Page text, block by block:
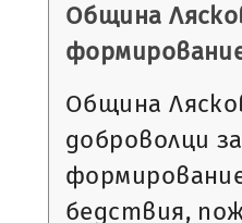
Община
Община
доброволци
бедствия,